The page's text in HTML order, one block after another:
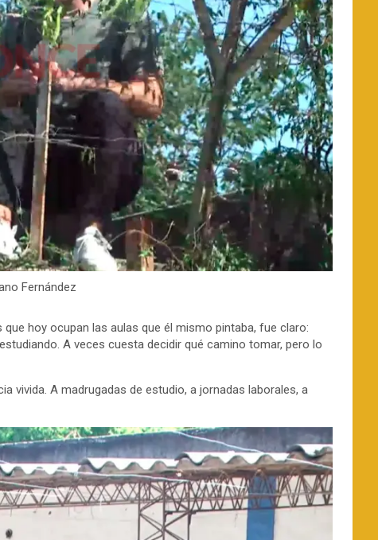
Fernández
hoy ocupan las aulas que él mismo pintaba, fue claro:
A veces cuesta decidir qué camino tomar, pero lo
vivida. A madrugadas de estudio, a jornadas laborales, a